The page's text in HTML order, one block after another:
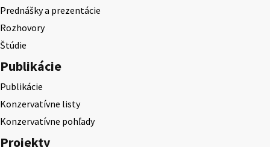
Prednášky a prezentácie
Rozhovory
Štúdie
Publikácie
Publikácie
Konzervatívne listy
Konzervatívne pohľady
Projekty